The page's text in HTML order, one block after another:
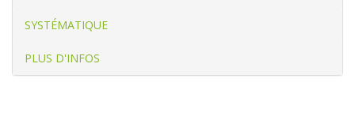
SYSTÉMATIQUE
PLUS D'INFOS